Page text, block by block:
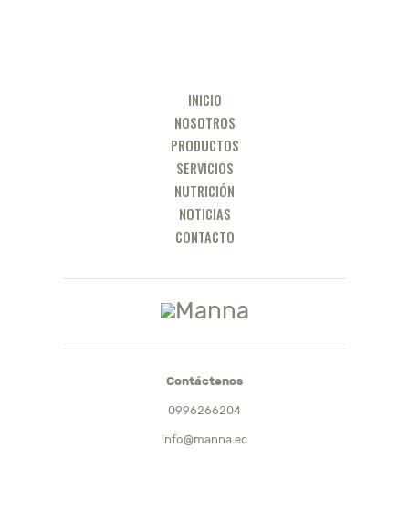
INICIO
NOSOTROS
PRODUCTOS
SERVICIOS
NUTRICIÓN
NOTICIAS
CONTACTO
Contáctenos
0996266204
info@manna.ec